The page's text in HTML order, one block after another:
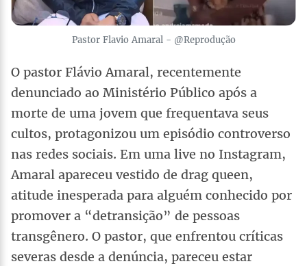
Pastor Flavio Amaral - @Reprodução
O pastor Flávio Amaral, recentemente
denunciado ao Ministério Público após a
morte de uma jovem que frequentava seus
cultos, protagonizou um episódio controverso
nas redes sociais. Em uma live no Instagram,
Amaral apareceu vestido de drag queen,
atitude inesperada para alguém conhecido por
promover a “detransição” de pessoas
transgênero. O pastor, que enfrentou críticas
severas desde a denúncia, pareceu estar